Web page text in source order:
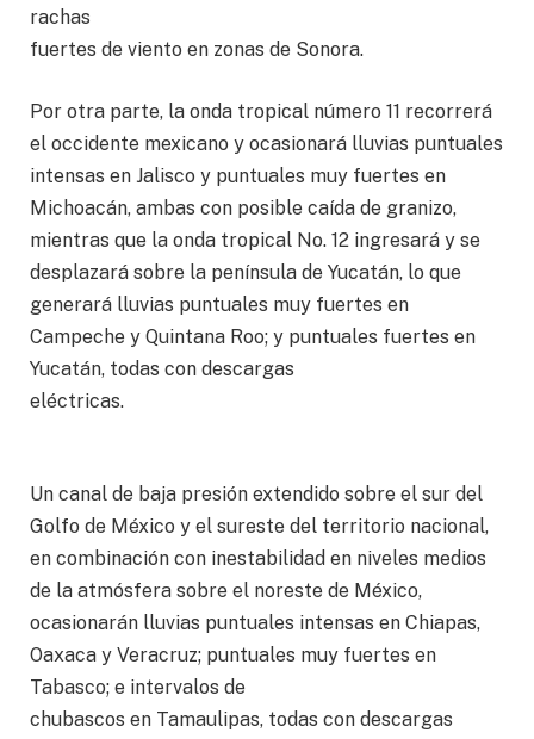
rachas
fuertes de viento en zonas de Sonora.
Por otra parte, la onda tropical número 11 recorrerá
el occidente mexicano y ocasionará lluvias puntuales
intensas en Jalisco y puntuales muy fuertes en
Michoacán, ambas con posible caída de granizo,
mientras que la onda tropical No. 12 ingresará y se
desplazará sobre la península de Yucatán, lo que
generará lluvias puntuales muy fuertes en
Campeche y Quintana Roo; y puntuales fuertes en
Yucatán, todas con descargas
eléctricas.
Un canal de baja presión extendido sobre el sur del
Golfo de México y el sureste del territorio nacional,
en combinación con inestabilidad en niveles medios
de la atmósfera sobre el noreste de México,
ocasionarán lluvias puntuales intensas en Chiapas,
Oaxaca y Veracruz; puntuales muy fuertes en
Tabasco; e intervalos de
chubascos en Tamaulipas, todas con descargas